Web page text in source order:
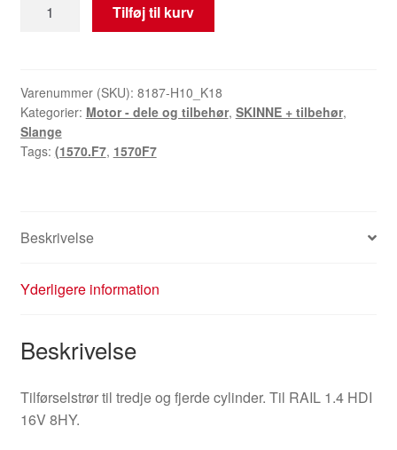
og
4.
cylinder,
1.4
Peugeot
antal
Tilføj til kurv
Varenummer (SKU): 8187-H10_K18
Kategorier: Motor - dele og tilbehør, SKINNE + tilbehør,
Slange
Tags: (1570.F7, 1570F7
Beskrivelse
Yderligere information
Beskrivelse
Tilførselstrør til tredje og fjerde cylinder. Til RAIL 1.4 HDI
16V 8HY.